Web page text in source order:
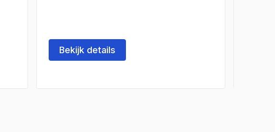
Bekijk details